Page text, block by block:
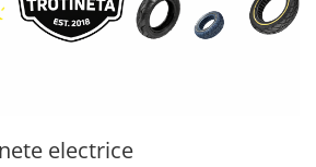
electrice